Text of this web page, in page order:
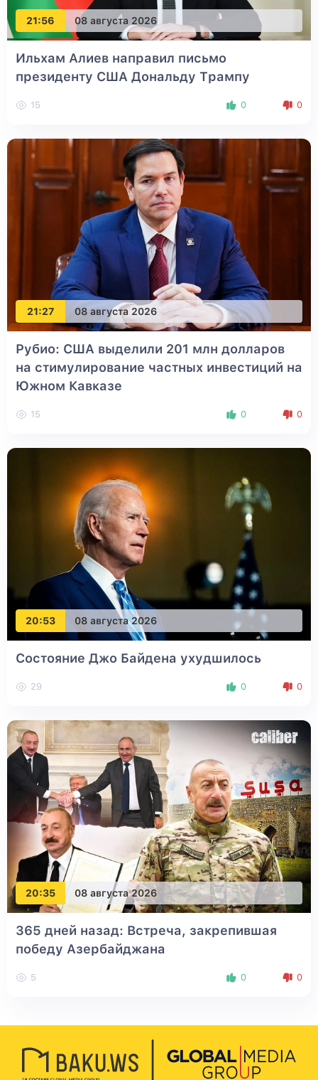
21:56 08 августа 2026
Ильхам Алиев направил письмо
президенту США Дональду Трампу
15 0 0
21:27 08 августа 2026
Рубио: США выделили 201 млн долларов
на стимулирование частных инвестиций на
Южном Кавказе
15 0 0
20:53 08 августа 2026
Состояние Джо Байдена ухудшилось
29 0 0
20:35 08 августа 2026
365 дней назад: Встреча, закрепившая
победу Азербайджана
5 0 0